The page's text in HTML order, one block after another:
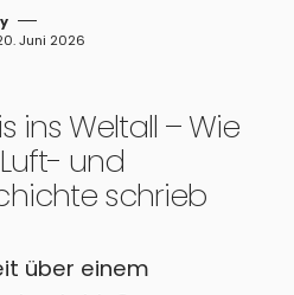
Juni 2026
ins Weltall – Wie
und
schrieb